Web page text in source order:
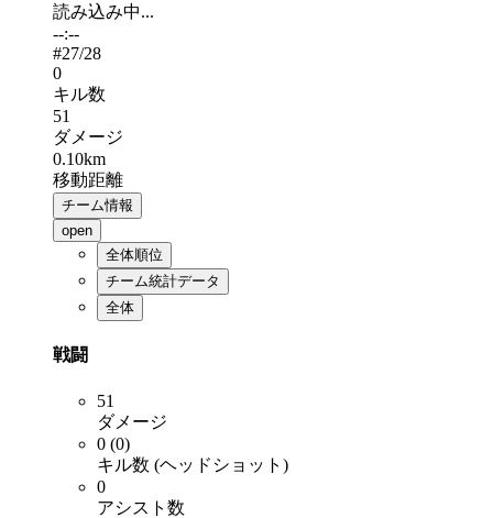
読み込み中...
--:--
#27/28
0
キル数
51
ダメージ
0.10km
移動距離
チーム情報
open
全体順位
チーム統計データ
全体
戦闘
51
ダメージ
0 (0)
キル数 (ヘッドショット)
0
アシスト数